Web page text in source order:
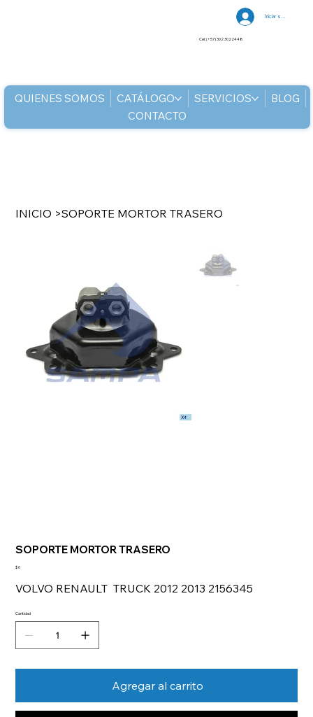
QUIENES SOMOS CATÁLOGO SERVICIOS
BLOG
CONTACTO
Iniciar sesión
Cel: (+57) 302 3022448
INICIO >SOPORTE MORTOR TRASERO
SOPORTE MORTOR TRASERO
Precio
$ 0
VOLVO RENAULT TRUCK 2012 2013 2156345
Cantidad
Agregar al carrito